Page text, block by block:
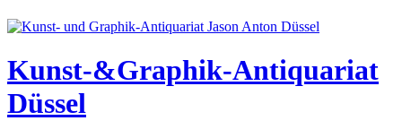
Kunst-&Graphik-Antiquariat
Düssel